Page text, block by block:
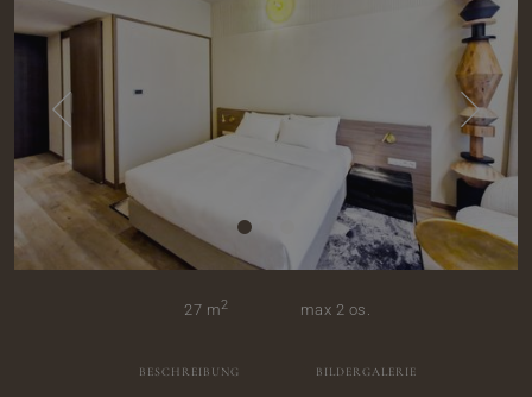
27 m2 max 2 os.
BESCHREIBUNG BILDERGALERIE